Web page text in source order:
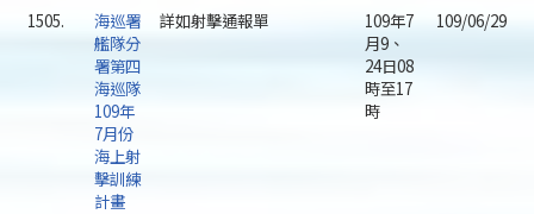
1505.
海巡署
艦隊分
署第四
海巡隊
109年
7月份
海上射
擊訓練
計畫
詳如射擊通報單
109年7
月9、
24日08
時至17
時
109/06/29